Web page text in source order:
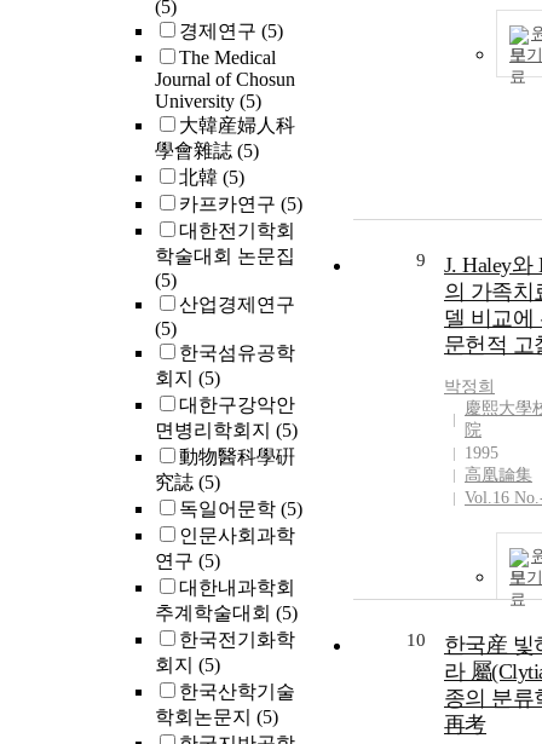
(5)
경제연구 (5)
The Medical
Journal of Chosun
University (5)
大韓産婦人科
學會雜誌 (5)
北韓 (5)
카프카연구 (5)
대한전기학회
학술대회 논문집
(5)
산업경제연구
(5)
한국섬유공학
회지 (5)
대한구강악안
면병리학회지 (5)
動物醫科學硏
究誌 (5)
독일어문학 (5)
인문사회과학
연구 (5)
대한내과학회
추계학술대회 (5)
한국전기화학
회지 (5)
한국산학기술
학회논문지 (5)
보기
9
J. Haley와
의 가족치
델 비교에
문헌적 고
박정희
慶熙大學
院
1995
高凰論集
Vol.16
보기
10
한국産 빛
라 屬
종의 분류
再考